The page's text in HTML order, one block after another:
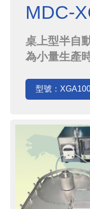
MDC-
桌上型半自
為小量生產
型號：